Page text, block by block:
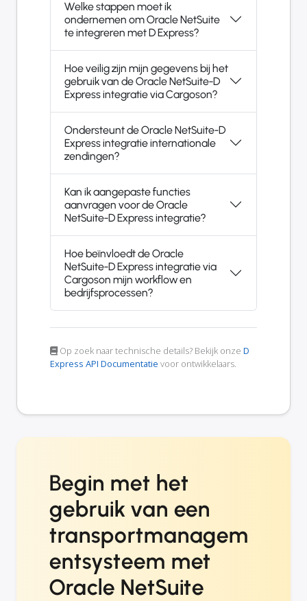
Welke stappen moet ik
ondernemen om Oracle NetSuite
te integreren met D Express?
Hoe veilig zijn mijn gegevens bij het
gebruik van de Oracle NetSuite-D
Express integratie via Cargoson?
Ondersteunt de Oracle NetSuite-D
Express integratie internationale
zendingen?
Kan ik aangepaste functies
aanvragen voor de Oracle
NetSuite-D Express integratie?
Hoe beïnvloedt de Oracle
NetSuite-D Express integratie via
Cargoson mijn workflow en
bedrijfsprocessen?
Op zoek naar technische details? Bekijk onze D
Express API Documentatie voor ontwikkelaars.
Begin met het
gebruik van een
transportmanagem
entsysteem met
Oracle NetSuite